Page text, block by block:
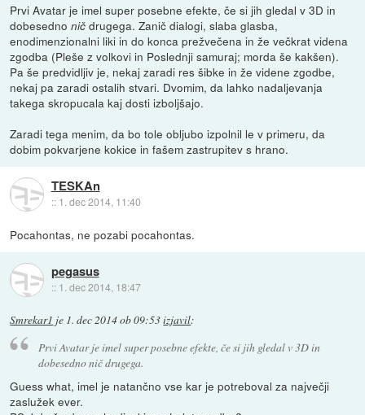
Prvi Avatar je imel super posebne efekte, če si jih gledal v 3D in
dobesednonič drugega. Zanič dialogi, slaba glasba,
enodimenzionalni liki in do konca prežvečena in že večkrat videna
zgodba (Pleše z volkovi in Poslednji samuraj; morda še kakšen).
Pa še predvidljiv je, nekaj zaradi res šibke in že videne zgodbe,
nekaj pa zaradi ostalih stvari. Dvomim, da lahko nadaljevanja
takega skropucala kaj dosti izboljšajo.
Zaradi tega menim, da bo tole obljubo izpolnil le v primeru, da
dobim pokvarjene kokice in fašem zastrupitev s hrano.
TESKAn
:: 1. dec 2014, 11:40
Pocahontas, ne pozabi pocahontas.
pegasus
:: 1. dec 2014, 18:47
Smrekar1 je 1. dec 2014 ob 09:53izjavil:
Prvi Avatar je imel super posebne efekte, če si jih gledal v 3D in
dobesednoničdrugega.
Guess what, imel je natančno vse kar je potreboval za največji
zaslužek ever.